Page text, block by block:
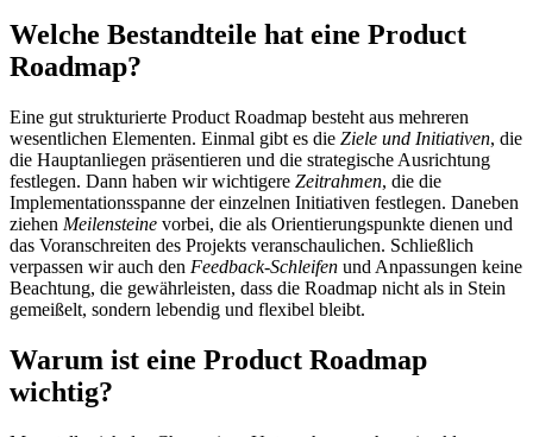
Welche Bestandteile hat eine Product
Roadmap?
Eine gut strukturierte Product Roadmap besteht aus mehreren
wesentlichen Elementen. Einmal gibt es die Ziele und Initiativen, die
die Hauptanliegen präsentieren und die strategische Ausrichtung
festlegen. Dann haben wir wichtigere Zeitrahmen, die die
Implementationsspanne der einzelnen Initiativen festlegen. Daneben
ziehen Meilensteine vorbei, die als Orientierungspunkte dienen und
das Voranschreiten des Projekts veranschaulichen. Schließlich
verpassen wir auch den Feedback-Schleifen und Anpassungen keine
Beachtung, die gewährleisten, dass die Roadmap nicht als in Stein
gemeißelt, sondern lebendig und flexibel bleibt.
Warum ist eine Product Roadmap
wichtig?